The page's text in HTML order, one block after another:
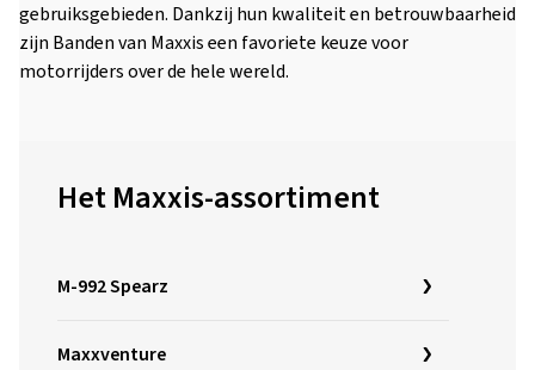
gebruiksgebieden. Dankzij hun kwaliteit en betrouwbaarheid
zijn Banden van Maxxis een favoriete keuze voor
motorrijders over de hele wereld.
Het Maxxis-assortiment
M-992 Spearz
Maxxventure